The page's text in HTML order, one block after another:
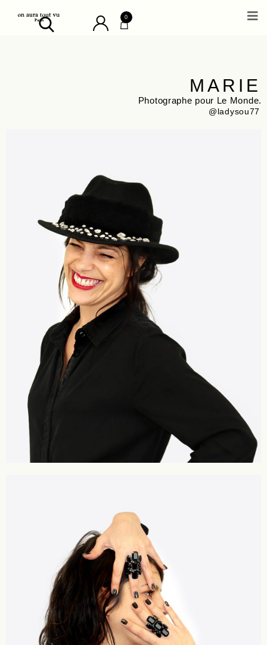
0
MARIE
Photographe pour Le Monde.
@ladysou77